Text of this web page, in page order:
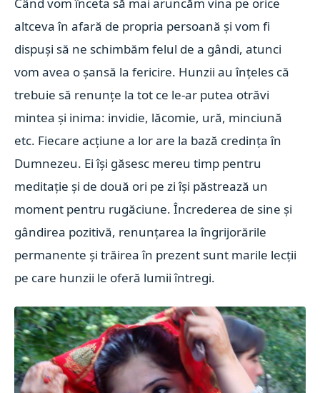
altceva în afară de propria persoană și vom fi
dispuși să ne schimbăm felul de a gândi, atunci
vom avea o șansă la fericire. Hunzii au înțeles că
trebuie să renunțe la tot ce le-ar putea otrăvi
mintea și inima: invidie, lăcomie, ură, minciună
etc. Fiecare acțiune a lor are la bază credința în
Dumnezeu. Ei își găsesc mereu timp pentru
meditație și de două ori pe zi își păstrează un
moment pentru rugăciune. Încrederea de sine și
gândirea pozitivă, renunțarea la îngrijorările
permanente și trăirea în prezent sunt marile lecții
pe care hunzii le oferă lumii întregi.